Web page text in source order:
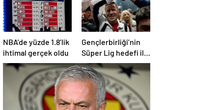
NBA’de yüzde 1.8’lik
ihtimal gerçek oldu
Gençlerbirliği’nin
Süper Lig hedefi ilk
on!